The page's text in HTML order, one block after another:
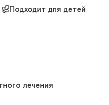
Подходит для детей
лечения